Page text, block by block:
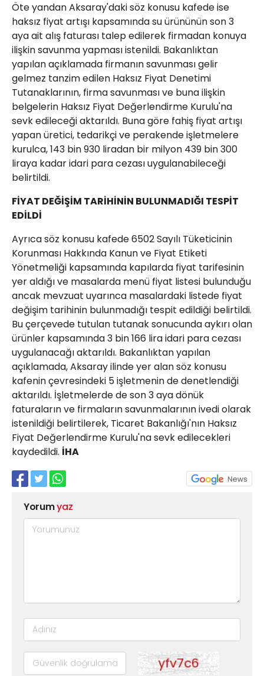
Öte yandan Aksaray'daki söz konusu kafede ise
haksız fiyat artışı kapsamında su ürününün son 3
aya ait alış faturası talep edilerek firmadan konuya
ilişkin savunma yapması istenildi. Bakanlıktan
yapılan açıklamada firmanın savunması gelir
gelmez tanzim edilen Haksız Fiyat Denetimi
Tutanaklarının, firma savunması ve buna ilişkin
belgelerin Haksız Fiyat Değerlendirme Kurulu'na
sevk edileceği aktarıldı. Buna göre fahiş fiyat artışı
yapan üretici, tedarikçi ve perakende işletmelere
kurulca, 143 bin 930 liradan bir milyon 439 bin 300
liraya kadar idari para cezası uygulanabileceği
belirtildi.
FİYAT DEĞİŞİM TARİHİNİN BULUNMADIĞI TESPİT
EDİLDİ
Ayrıca söz konusu kafede 6502 Sayılı Tüketicinin
Korunması Hakkında Kanun ve Fiyat Etiketi
Yönetmeliği kapsamında kapılarda fiyat tarifesinin
yer aldığı ve masalarda menü fiyat listesi bulunduğu
ancak mevzuat uyarınca masalardaki listede fiyat
değişim tarihinin bulunmadığı tespit edildiği belirtildi.
Bu çerçevede tutulan tutanak sonucunda aykırı olan
ürünler kapsamında 3 bin 166 lira idari para cezası
uygulanacağı aktarıldı. Bakanlıktan yapılan
açıklamada, Aksaray ilinde yer alan söz konusu
kafenin çevresindeki 5 işletmenin de denetlendiği
aktarıldı. İşletmelerde de son 3 aya dönük
faturaların ve firmaların savunmalarının ivedi olarak
istenildiği belirtilerek, Ticaret Bakanlığı'nın Haksız
Fiyat Değerlendirme Kurulu'na sevk edilecekleri
kaydedildi. İHA
Yorumyaz